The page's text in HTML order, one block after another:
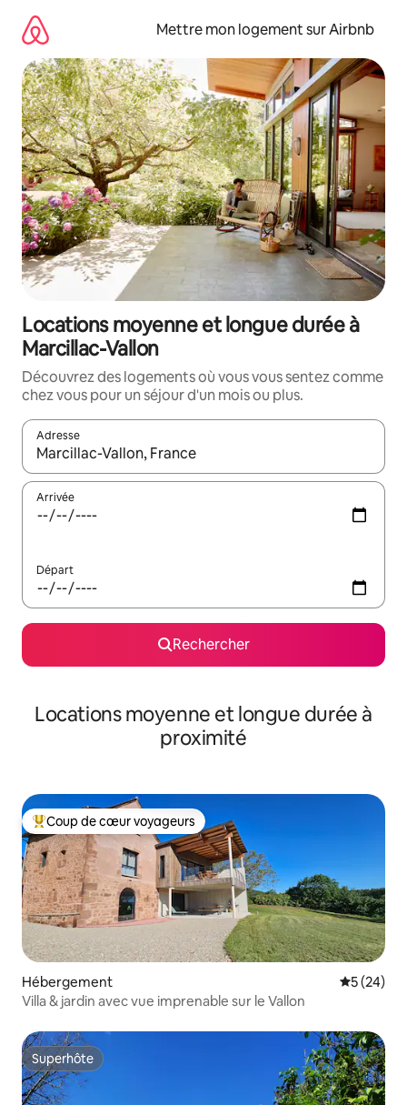
directement
contenu
Mettre mon logement sur Airbnb
Locations moyenne et longue durée à
Marcillac-Vallon
Découvrez des logements où vous vous sentez comme
chez vous pour un séjour d'un mois ou plus.
Adresse
Lorsque les résultats s'affichent, utilisez les flèches vers le
Arrivée
Départ
Rechercher
Locations moyenne et longue durée à
proximité
Coups de cœur voyageurs les plus appréciés
Coup de cœur voyageurs
Hébergement
5 (24)
Villa & jardin avec vue imprenable sur le Vallon
Superhôte
Superhôte